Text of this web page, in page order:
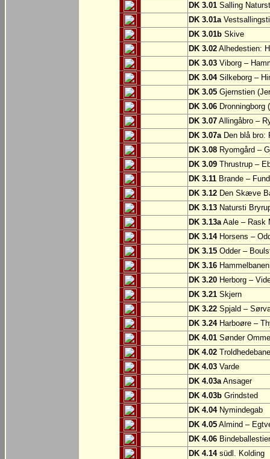
DK 3.01 Salling
DK 3.01a
DK 3.01b Skive
DK 3.02 Alhedestien:
DK 3.03 Viborg –
DK 3.04Silkeborg –
DK 3.05 Gjernstien
DK 3.06 Dronningborg
DK 3.07 Allingåbro –
DK 3.07aDen blå bro:
DK 3.08 Ryomgård –
DK 3.09 Thrustrup –
DK 3.11 Brande –
DK 3.12 Den Skæve
DK 3.13 Natursti
DK 3.13aAale – Rask
DK 3.14Horsens –
DK 3.15 Odder –
DK 3.16
DK 3.20 Herborg –
DK 3.21 Skjern
DK 3.22 Spjald –
DK 3.24Harboøre –
DK 4.01 Sønder
DK 4.02
DK 4.03 Varde
DK 4.03aAnsager
DK 4.03b Grindsted
DK 4.04Nymindegab
DK 4.05 Almind –
DK 4.06
DK 4.14südl. Kolding